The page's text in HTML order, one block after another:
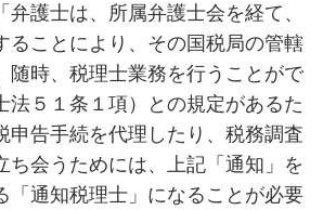
弁護士は、所属弁護士会を経て、
ることにより、その国税局の管轄
随時、税理士業務を行うことがで
法５１条１項）との規定があるた
申告手続を代理したり、税務調査
ち会うためには、上記「通知」を
「通知税理士」になることが必要